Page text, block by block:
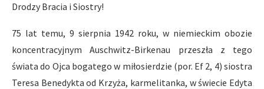
Drodzy Bracia i Siostry!
75 lat temu, 9 sierpnia 1942 roku, w niemieckim obozie
koncentracyjnym Auschwitz-Birkenau przeszła z tego
świata do Ojca bogatego w miłosierdzie (por. Ef 2, 4) siostra
Teresa Benedykta od Krzyża, karmelitanka, w świecie Edyta